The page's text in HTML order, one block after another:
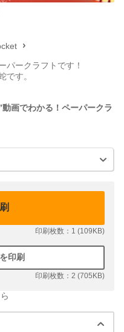
パークラフトです！
です。
動画でわかる！ペーパークラ
印刷枚数：1 (109KB)
印刷
印刷枚数：2 (705KB)